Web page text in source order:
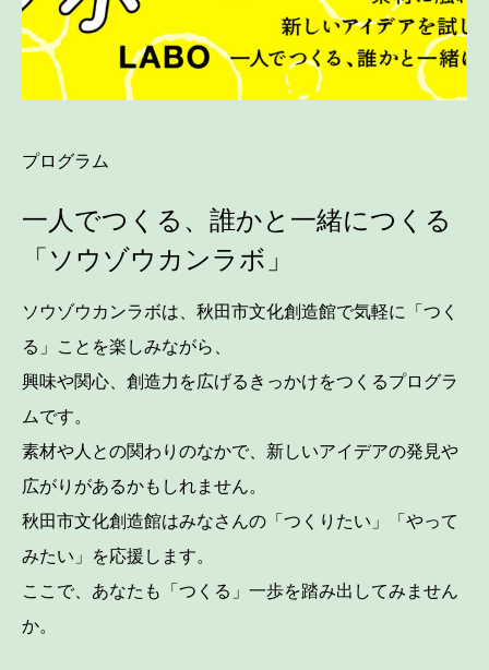
プログラム
一人でつくる、誰かと一緒につくる
「ソウゾウカンラボ」
ソウゾウカンラボは、秋田市文化創造館で気軽に「つく
る」ことを楽しみながら、
興味や関心、創造力を広げるきっかけをつくるプログラ
ムです。
素材や人との関わりのなかで、新しいアイデアの発見や
広がりがあるかもしれません。
秋田市文化創造館はみなさんの「つくりたい」「やって
みたい」を応援します。
ここで、あなたも「つくる」一歩を踏み出してみません
か。